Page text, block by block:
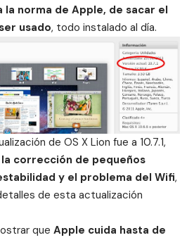
la norma de Apple, de sacar el
usado, todo instalado al día.
de OS X Lion fue a 10.7.1,
corrección de pequeños
y el problema del Wifi,
de esta actualización
que Apple cuida hasta de